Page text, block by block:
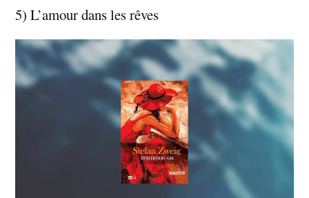
5) L’amour dans les rêves